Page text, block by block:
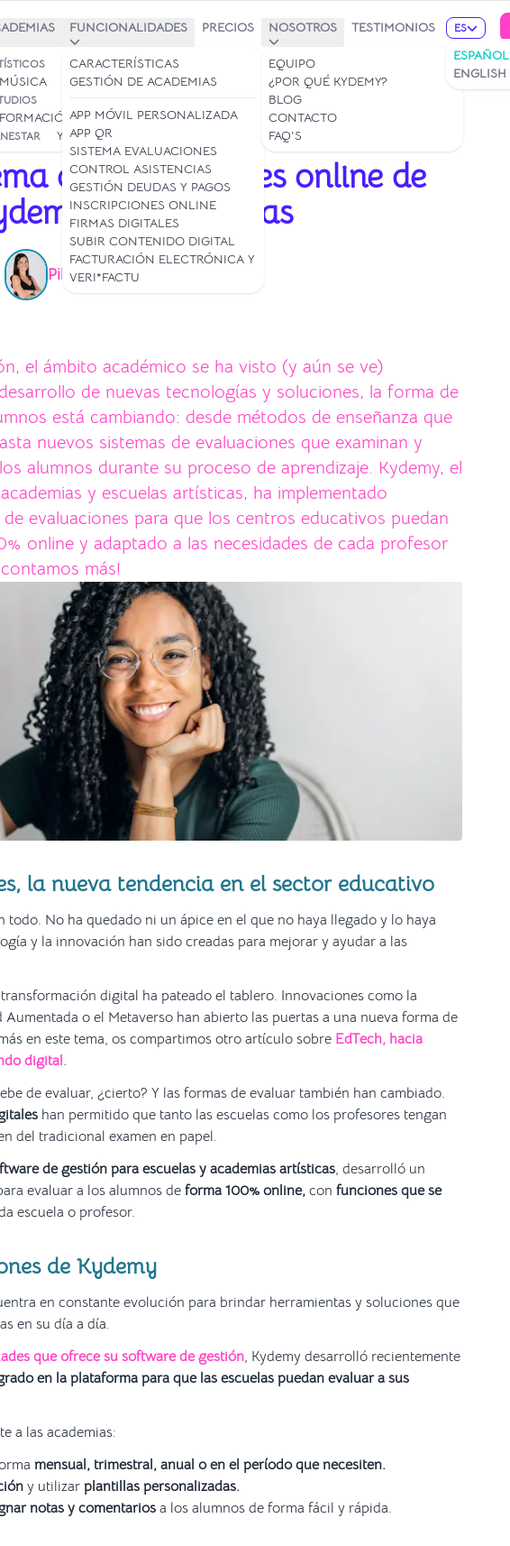
BAILE Y DANZA
MÚSICA
ARTE
FORMACIÓN/IDIOMAS
YOGA Y PILATES
FUNCIONALIDADES
CARACTERÍSTICAS
GESTIÓN DE ACADEMIAS
APP MÓVIL PERSONALIZADA
APP QR
SISTEMA EVALUACIONES
CONTROL ASISTENCIAS
GESTIÓN DEUDAS Y PAGOS
INSCRIPCIONES ONLINE
FIRMAS DIGITALES
SUBIR CONTENIDO DIGITAL
FACTURACIÓN ELECTRÓNICA Y
VERI*FACTU
PRECIOS NOSOTROS
EQUIPO
¿POR QUÉ KYDEMY?
BLOG
CONTACTO
FAQ'S
TESTIMONIOS ES
ESPAÑOL
ENGLISH
20 mar 2025
de evaluaciones online de
para escuelas
Pilar Lacoste|
el ámbito académico se ha visto (y aún se ve)
de nuevas tecnologías y soluciones, la forma de
está cambiando: desde métodos de enseñanza que
nuevos sistemas de evaluaciones que examinan y
alumnos durante su proceso de aprendizaje. Kydemy, el
y escuelas artísticas, ha implementado
evaluaciones para que los centros educativos puedan
online y adaptado a las necesidades de cada profesor
más!
la nueva tendencia en el sector educativo
todo. No ha quedado ni un ápice en el que no haya llegado y lo haya
y la innovación han sido creadas para mejorar y ayudar a las
digital ha pateado el tablero. Innovaciones como la
o el Metaverso han abierto las puertas a una nueva forma de
en este tema, os compartimos otro artículo sobre EdTech, hacia
digital.
de evaluar, ¿cierto? Y las formas de evaluar también han cambiado.
han permitido que tanto las escuelas como los profesores tengan
del tradicional examen en papel.
de gestión para escuelas y academias artísticas, desarrolló un
evaluar a los alumnos de forma 100% online, con funciones que se
escuela o profesor.
de Kydemy
en constante evolución para brindar herramientas y soluciones que
en su día a día.
que ofrece su software de gestión, Kydemy desarrolló recientemente
en la plataforma para que las escuelas puedan evaluar a sus
a las academias:
mensual, trimestral, anual o en el período que necesiten.
y utilizar plantillas personalizadas.
notas y comentarios a los alumnos de forma fácil y rápida.